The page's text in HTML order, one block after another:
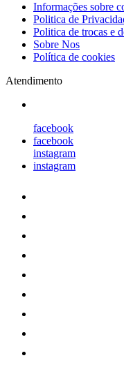
Informações sobre
Politica de
Politica de trocas e
Sobre Nos
Política de cookies
Atendimento
facebook
facebook
instagram
instagram